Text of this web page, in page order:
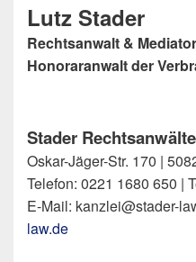
Lutz Stader
Rechtsanwalt & Mediator
Honoraranwalt der
Stader
Oskar-Jäger-Str. 170 |
Telefon: 0221 1680 650 |
E-Mail: kanzlei@stader-
law.de